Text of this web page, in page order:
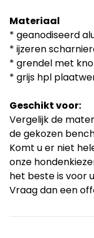
Materiaal
* geanodiseerd
* ijzeren
* grendel met
* grijs hpl
Geschikt voor:
Vergelijk de
de gekozen
Komt u er niet
onze
het beste is voor
Vraag dan een